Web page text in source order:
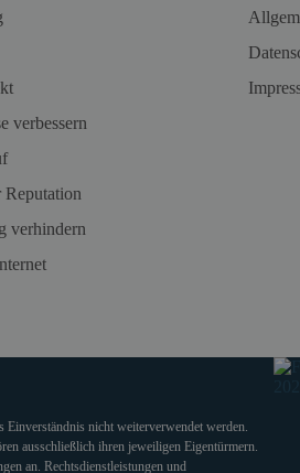
verbessern
verhindern
nicht weiterverwendet werden.
ausschließlich ihren jeweiligen Eigentürmern.
an. Rechtsdienstleistungen und